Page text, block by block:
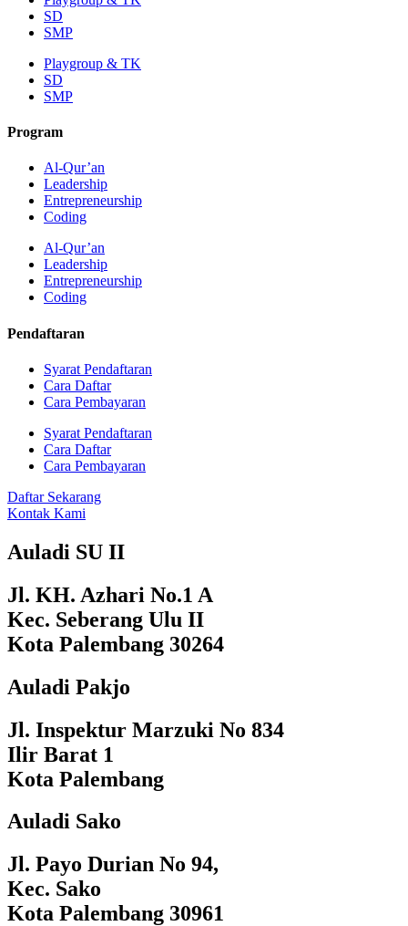
SD
SMP
Playgroup & TK
SD
SMP
Program
Al-Qur’an
Leadership
Entrepreneurship
Coding
Al-Qur’an
Leadership
Entrepreneurship
Coding
Pendaftaran
Syarat Pendaftaran
Cara Daftar
Cara Pembayaran
Syarat Pendaftaran
Cara Daftar
Cara Pembayaran
Daftar Sekarang
Kontak Kami
Auladi SU II
Jl. KH. Azhari No.1 A
Kec. Seberang Ulu II
Kota Palembang 30264
Auladi Pakjo
Jl. Inspektur Marzuki No 834
Ilir Barat 1
Kota Palembang
Auladi Sako
Jl. Payo Durian No 94,
Kec. Sako
Kota Palembang 30961